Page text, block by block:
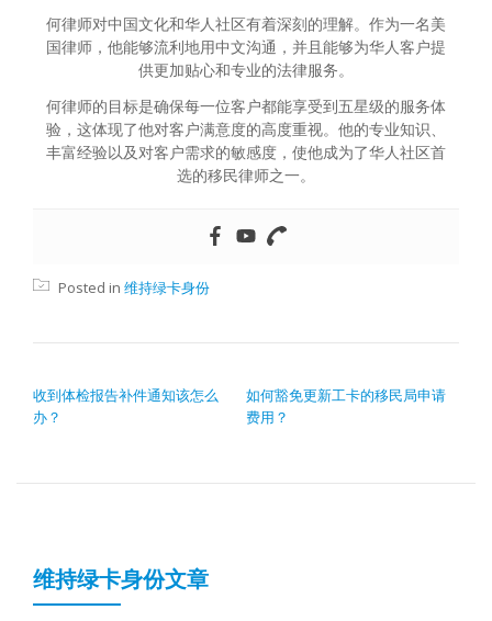
何律师对中国文化和华人社区有着深刻的理解。作为一名美
国律师，他能够流利地用中文沟通，并且能够为华人客户提
供更加贴心和专业的法律服务。
何律师的目标是确保每一位客户都能享受到五星级的服务体
验，这体现了他对客户满意度的高度重视。他的专业知识、
丰富经验以及对客户需求的敏感度，使他成为了华人社区首
选的移民律师之一。
Posted in 维持绿卡身份
收到体检报告补件通知该怎么
办？
如何豁免更新工卡的移民局申请
费用？
维持绿卡身份文章